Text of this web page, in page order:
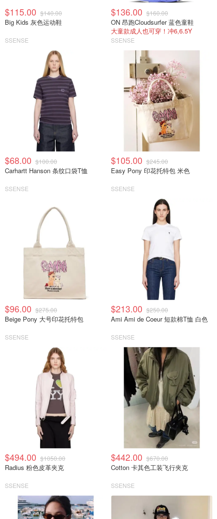
$115.00 $140.00
Big Kids 灰色运动鞋
SSENSE
$136.00 $160.00
ON 昂跑Cloudsurfer 蓝色童鞋
大童款成人也可穿！冲6,6.5Y
SSENSE
$68.00 $100.00
Carhartt Hanson 条纹口袋T恤
SSENSE
$105.00 $245.00
Easy Pony 印花托特包 米色
SSENSE
$96.00 $275.00
Beige Pony 大号印花托特包
SSENSE
$213.00 $250.00
Ami Ami de Coeur 短款棉T恤 白色
SSENSE
$494.00 $1050.00
Radius 粉色皮革夹克
SSENSE
$442.00 $670.00
Cotton 卡其色工装飞行夹克
SSENSE